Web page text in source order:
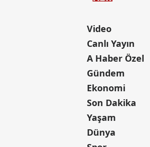
Video
Canlı Yayın
A Haber Özel
Gündem
Ekonomi
Son Dakika
Yaşam
Dünya